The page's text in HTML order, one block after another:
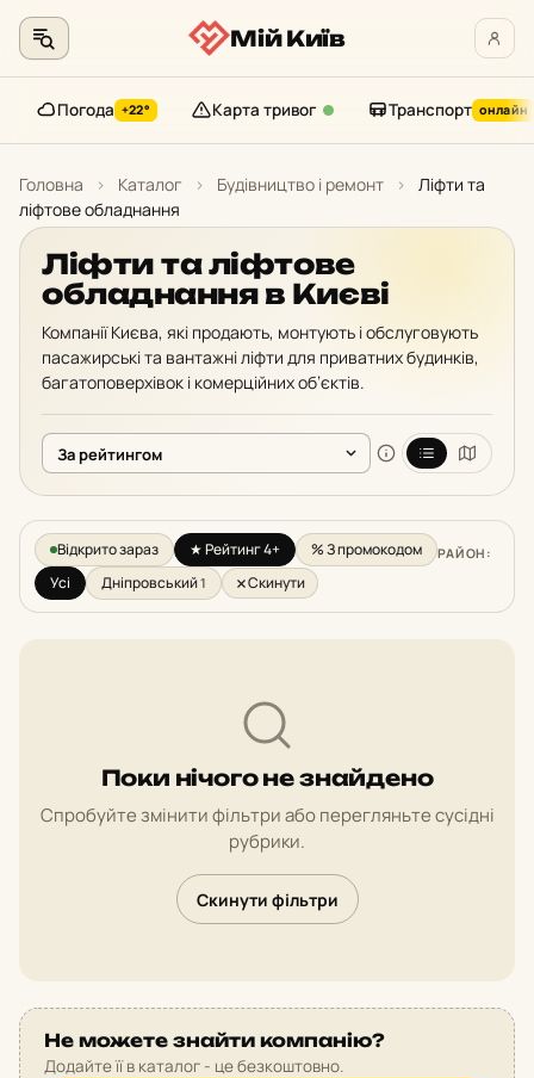
контенту
Мій Київ
Погода +22° Карта тривог Транспорт онлайн
Головна › Каталог › Будівництво і ремонт ›
Ліфти та
ліфтове обладнання
Ліфти та ліфтове
обладнання в Києві
Компанії Києва, які продають, монтують і обслуговують
пасажирські та вантажні ліфти для приватних будинків,
багатоповерхівок і комерційних об’єктів.
Відкрито зараз ★ Рейтинг 4+ % З промокодом РАЙОН:
Усі Дніпровський1 Скинути
Поки нічого не знайдено
Спробуйте змінити фільтри або перегляньте сусідні
рубрики.
Скинути фільтри
Не можете знайти компанію?
Додайте її в каталог - це безкоштовно.